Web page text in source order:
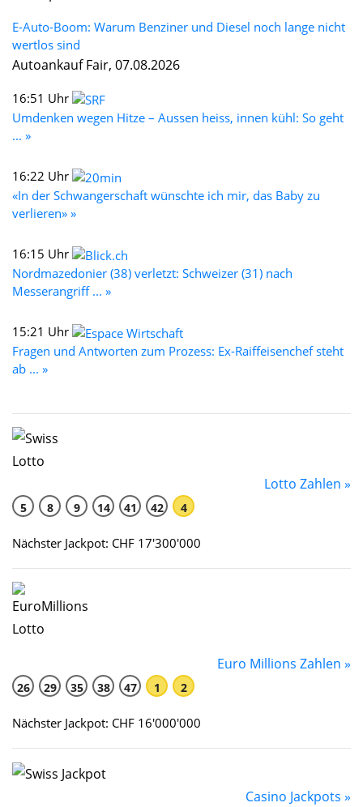
E-Auto-Boom: Warum Benziner und Diesel noch lange nicht
wertlos sind
Autoankauf Fair, 07.08.2026
16:51 Uhr
Umdenken wegen Hitze – Aussen heiss, innen kühl: So geht
... »
16:22 Uhr
«In der Schwangerschaft wünschte ich mir, das Baby zu
verlieren» »
16:15 Uhr
Nordmazedonier (38) verletzt: Schweizer (31) nach
Messerangriff ... »
15:21 Uhr
Fragen und Antworten zum Prozess: Ex-Raiffeisenchef steht
ab ... »
Lotto Zahlen »
5 8 9 14 41 42 4
Nächster Jackpot: CHF 17'300'000
Euro Millions Zahlen »
26 29 35 38 47 1 2
Nächster Jackpot: CHF 16'000'000
Casino Jackpots »